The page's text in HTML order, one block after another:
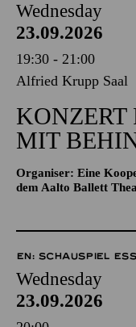
Wednesday
23.09.2026
19:30 - 21:00
Alfried Krupp Saal
KONZERT
MIT
Organiser: Eine
dem Aalto Ballett
EN: SCHAUSPIEL
Wednesday
23.09.2026